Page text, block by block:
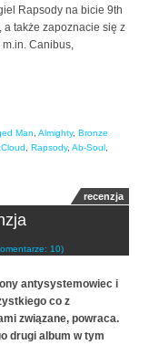
Rapsody na bicie 9th
a także zapoznacie się z
Canibus,
Man Almighty, Bronze
Rapsody, Ab-Soul
recenzja
10)
antysystemowiec i
co z
związane, powraca.
drugi album w tym